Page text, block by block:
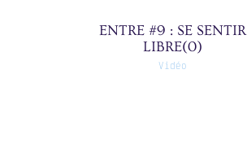
ENTRE #9 : SE SENTIR
LIBRE(0)
Vidéo